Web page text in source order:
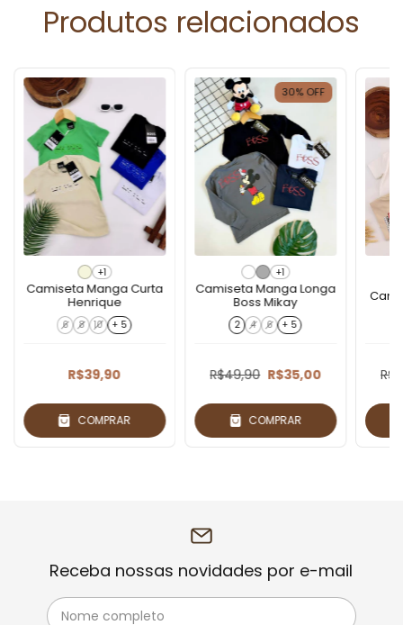
Produtos relacionados
+1
Camiseta Manga Curta
Henrique
6 8 10 + 5
R$39,90
COMPRAR
30%OFF
+1
Camiseta Manga Longa
Boss Mikay
2 4 6 + 5
R$49,90 R$35,00
COMPRAR
Receba nossas novidades por e-mail